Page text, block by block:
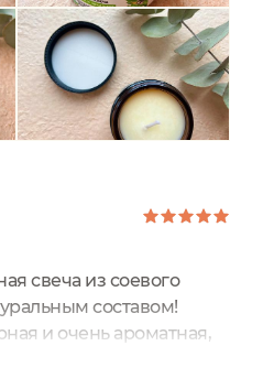
свеча из соевого
составом!
и очень ароматная,